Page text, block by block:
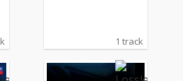
1 track